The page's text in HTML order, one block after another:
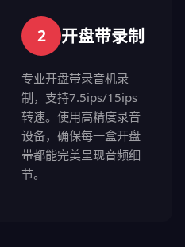
2 开盘带录制
专业开盘带录音机录
制，支持7.5ips/15ips
转速。使用高精度录音
设备，确保每一盒开盘
带都能完美呈现音频细
节。